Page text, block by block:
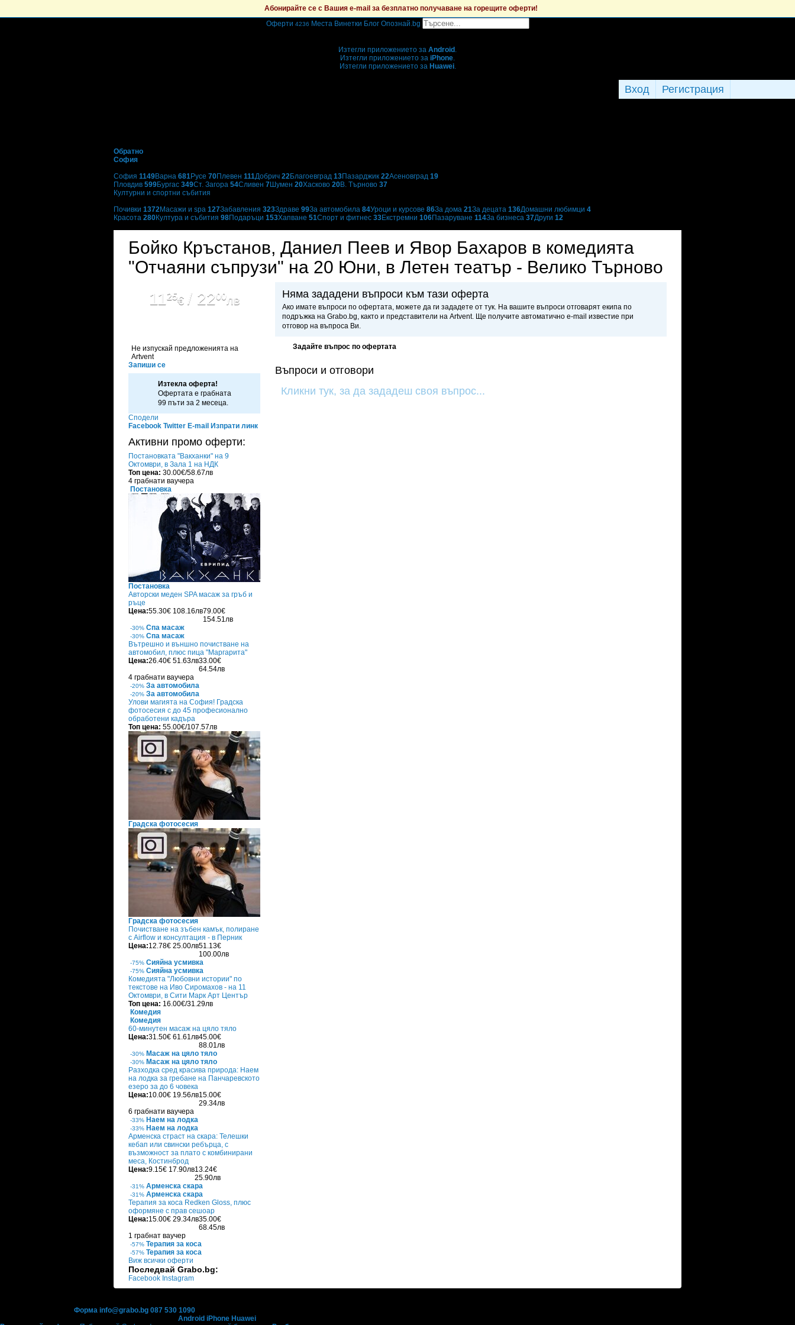
Абонирайте се с Вашия e-mail за безплатно получаване на горещите оферти!
Оферти 4236 Места Винетки Блог Опознай.bg
Изтегли приложението за Android .
Изтегли приложението за iPhone.
Изтегли приложението за Huawei.
Регистрация
Вход
Обратно
София
София 1149Варна 681Русе 70Плевен 111Добрич 22Благоевград 13Пазарджик 22Асеновград 19
Пловдив 599Бургас 349Ст. Загора 54Сливен 7Шумен 20Хасково 20В. Търново 37
Културни и спортни събития
Почивки 1372Масажи и spa 127Забавления 323Здраве 99За автомобила 84Уроци и курсове 86За дома 21За децата 136Домашни любимци 4
Красота 280Култура и събития 98Подаръци 153Хапване 51Спорт и фитнес 33Екстремни 106Пазаруване 114За бизнеса 37Други 12
Бойко Кръстанов, Даниел Пеев и Явор Бахаров в комедията
"Отчаяни съпрузи" на 20 Юни, в Летен театър - Велико Търново
11 25€ / 2200лв
Не изпускай предложенията на
Artvent
Запиши се
Изтекла оферта!
Офертата е грабната
99 пъти за 2 месеца.
Сподели
Facebook Twitter E-mail Изпрати линк
Активни промо оферти:
Постановката "Вакханки" на 9
Октомври, в Зала 1 на НДК
Топ цена: 30.00€/58.67лв
4 грабнати ваучера
Постановка
Постановка
Авторски меден SPA масаж за гръб и
ръце
Цена:55.30€ 108.16лв79.00€
154.51лв
-30% Спа масаж
-30% Спа масаж
Вътрешно и външно почистване на
автомобил, плюс пица "Маргарита"
Цена:26.40€ 51.63лв33.00€
64.54лв
4 грабнати ваучера
-20% За автомобила
-20% За автомобила
Улови магията на София! Градска
фотосесия с до 45 професионално
обработени кадъра
Топ цена: 55.00€/107.57лв
Градска фотосесия
Градска фотосесия
Почистване на зъбен камък, полиране
с Airflow и консултация - в Перник
Цена:12.78€ 25.00лв51.13€
100.00лв
-75% Сияйна усмивка
-75% Сияйна усмивка
Комедията "Любовни истории" по
текстове на Иво Сиромахов - на 11
Октомври, в Сити Марк Арт Център
Топ цена: 16.00€/31.29лв
Комедия
Комедия
60-минутен масаж на цяло тяло
Цена:31.50€ 61.61лв45.00€
88.01лв
-30% Масаж на цяло тяло
-30% Масаж на цяло тяло
Разходка сред красива природа: Наем
на лодка за гребане на Панчаревското
езеро за до 6 човека
Цена:10.00€ 19.56лв15.00€
29.34лв
6 грабнати ваучера
-33% Наем на лодка
-33% Наем на лодка
Арменска страст на скара: Телешки
кебап или свински ребърца, с
възможност за плато с комбинирани
меса, Костинброд
Цена:9.15€ 17.90лв13.24€
25.90лв
-31% Арменска скара
-31% Арменска скара
Терапия за коса Redken Gloss, плюс
оформяне с прав сешоар
Цена:15.00€ 29.34лв35.00€
68.45лв
1 грабнат ваучер
-57% Терапия за коса
-57% Терапия за коса
Виж всички оферти
Последвай Grabo.bg:
Facebook Instagram
Няма зададени въпроси към тази оферта
Ако имате въпроси по офертата, можете да ги зададете от тук. На вашите въпроси отговарят екипа по
подръжка на Grabo.bg, както и представители на Artvent. Ще получите автоматично e-mail известие при
отговор на въпроса Ви.
Задайте въпрос по офертата
Въпроси и отговори
Кликни тук, за да зададеш своя въпрос...
Форма info@grabo.bg 087 530 1090
Android iPhone Huawei